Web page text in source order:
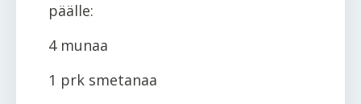
päälle:
4 munaa
1 prk smetanaa